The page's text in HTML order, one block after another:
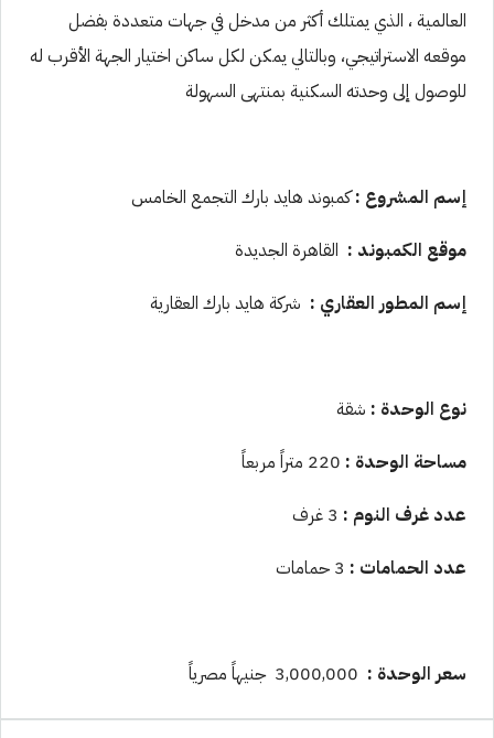
العالمية ، الذي يمتلك أكثر من مدخل في جهات متعددة بفضل
موقعه الاستراتيجي، وبالتالي يمكن لكل ساكن اختيار الجهة الأقرب له
للوصول إلى وحدته السكنية بمنتهى السهولة
إسم المشروع :كمبوند هايد بارك التجمع الخامس
موقع الكمبوند : القاهرة الجديدة
إسم المطور العقاري : شركة هايد بارك العقارية
نوع الوحدة : شقة
مساحة الوحدة :
عدد غرف النوم : 3 غرف
عدد الحمامات : 3 حمامات
سعر الوحدة : 3,000,000 جنيهاً مصرياً